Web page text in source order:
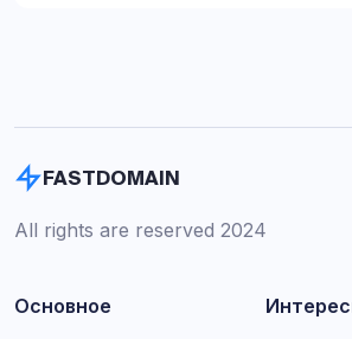
FASTDOMAIN
All rights are reserved 2024
Основное